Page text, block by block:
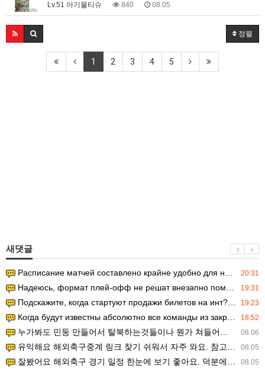
Lv.51 아기물티슈 840 08.05
정렬
1 2 3 4 5
새댓글
20:31
Расписание матчей составлено крайне удобно для нашего часово…
19:31
Надеюсь, формат плей-офф не решат внезапно поменять. https:/…
19:23
Подскажите, когда стартуют продажи билетов на инт? https://g…
18:52
Когда будут известны абсолютно все команды из закрытых квали…
08.06
누가봐도 민둥 만들어서 탈북하는것들이나 뭔가 쳐들어오는 낌새를 미리 알아차리기 위함이지 저걸 전쟁준비라고 하…
08.05
유익해요 해외축구중계 링크 찾기 쉬워서 자주 와요. 참고로 무료스포츠중계 정보 확인할 때 출처 꼭 체크해요.…
08.05
잘봤어요 해외축구 경기 일정 한눈에 보기 좋아요. 덕분에 epl중계 볼 때 공식 중계 채널 먼저 찾아봐요. …